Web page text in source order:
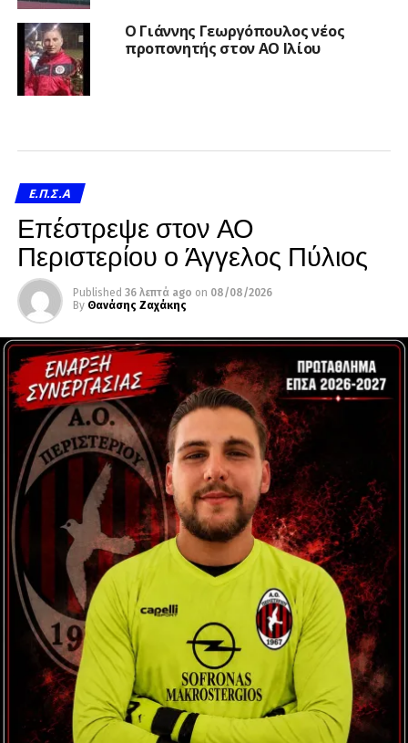
Ο Γιάννης Γεωργόπουλος νέος
προπονητής στον ΑΟ Ιλίου
Ε.Π.Σ.Α
Επέστρεψε στον ΑΟ
Περιστερίου ο Άγγελος Πύλιος
Published 36 λεπτά ago on 08/08/2026
By Θανάσης Ζαχάκης